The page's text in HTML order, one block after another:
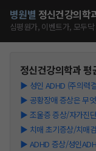
병원별 정신건강의학
심평원가, 이벤트가, 모두
정신건강의학과평
▶ 성인 ADHD (주의력
▶ 공황장애 증상은 무
▶ 조울증 증상/자가진
▶ 치매 초기증상/치매
▶ ADHD 증상/성인